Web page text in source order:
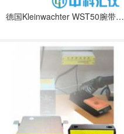
德国Kleinwachter WST50腕带测试仪